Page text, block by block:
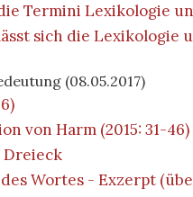
Termini Lexikologie
sich die Lexikologie
(08.05.2017)
von Harm (2015: 31-46)
Dreieck
Wortes - Exzerpt